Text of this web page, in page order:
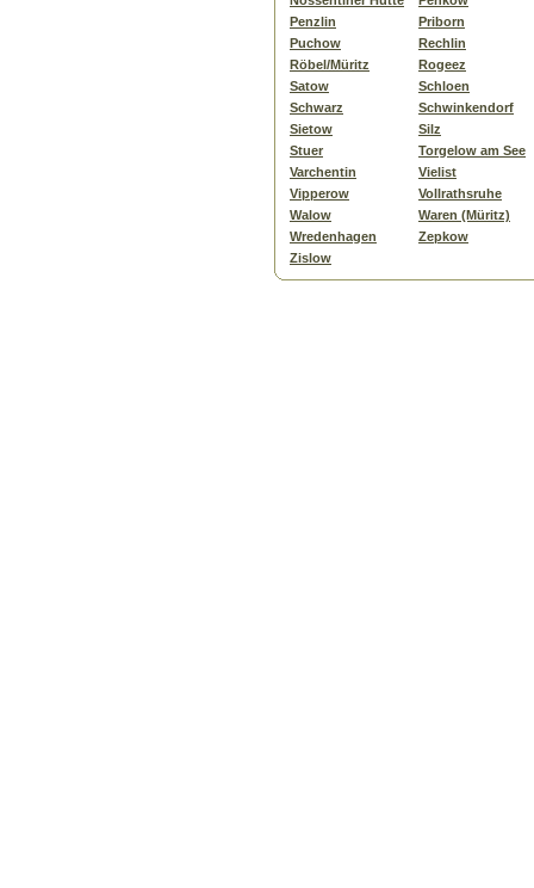
Penzlin
Priborn
Puchow
Rechlin
Röbel/Müritz
Rogeez
Satow
Schloen
Schwarz
Schwinkendorf
Sietow
Silz
Stuer
Torgelow am See
Varchentin
Vielist
Vipperow
Vollrathsruhe
Walow
Waren (Müritz)
Wredenhagen
Zepkow
Zislow